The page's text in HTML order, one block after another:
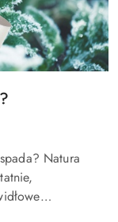
Natura